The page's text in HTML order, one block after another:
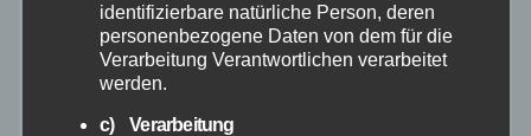
Januar 2026
Dezember 2025
identifizierbare natürliche Person, deren
personenbezogene Daten von dem für die
Verarbeitung Verantwortlichen verarbeitet
werden.
c) Verarbeitung